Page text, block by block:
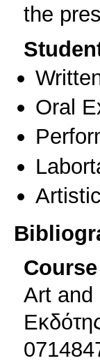
the
Oral
Art and